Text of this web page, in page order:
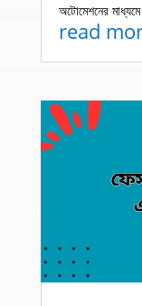
অটোমেশনের
read